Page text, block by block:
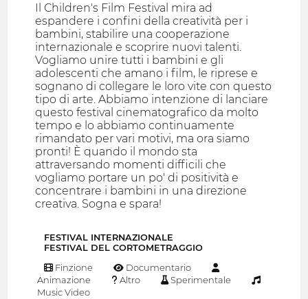
Il Children's Film Festival mira ad
espandere i confini della creatività per i
bambini, stabilire una cooperazione
internazionale e scoprire nuovi talenti.
Vogliamo unire tutti i bambini e gli
adolescenti che amano i film, le riprese e
sognano di collegare le loro vite con questo
tipo di arte. Abbiamo intenzione di lanciare
questo festival cinematografico da molto
tempo e lo abbiamo continuamente
rimandato per vari motivi, ma ora siamo
pronti! È quando il mondo sta
attraversando momenti difficili che
vogliamo portare un po' di positività e
concentrare i bambini in una direzione
creativa. Sogna e spara!
FESTIVAL INTERNAZIONALE
FESTIVAL DEL CORTOMETRAGGIO
Finzione
Documentario
Animazione
Altro
Sperimentale
Music Video